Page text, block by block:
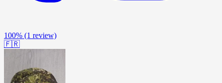
100% (1 review)
🇫🇷